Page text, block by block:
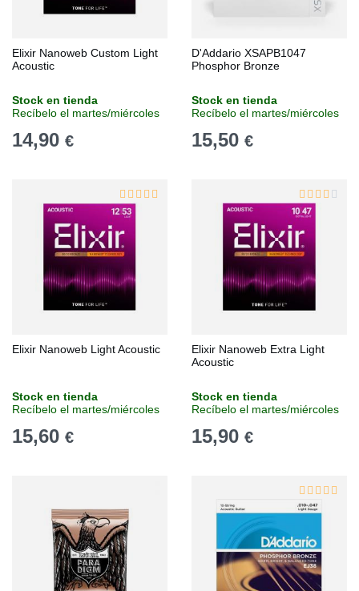
Elixir Nanoweb Custom Light
Acoustic
Stock en tienda
Recíbelo el martes/miércoles
14,90 €
D'Addario XSAPB1047
Phosphor Bronze
Stock en tienda
Recíbelo el martes/miércoles
15,50 €
Elixir Nanoweb Light Acoustic
Stock en tienda
Recíbelo el martes/miércoles
15,60 €
Elixir Nanoweb Extra Light
Acoustic
Stock en tienda
Recíbelo el martes/miércoles
15,90 €